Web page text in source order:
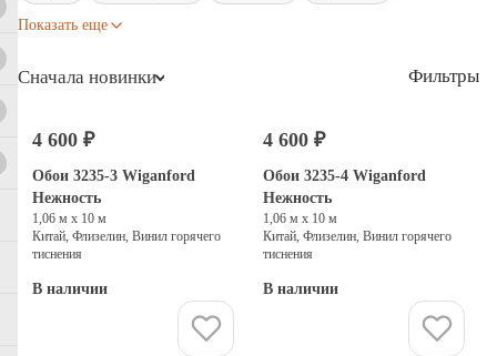
Показать еще
Сначала новинки Фильтры
4 600 ₽
Обои 3235-3 Wiganford
Нежность
1,06 м х 10 м
Китай, Флизелин, Винил горячего
тиснения
В наличии
4 600 ₽
Обои 3235-4 Wiganford
Нежность
1,06 м х 10 м
Китай, Флизелин, Винил горячего
тиснения
В наличии